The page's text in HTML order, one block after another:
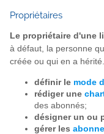
Propriétaires
Le propriétaire d'une
à défaut, la personne
créée ou qui en a hérité.
définir le mode
rédiger une
des abonnés;
désigner un ou
gérer les